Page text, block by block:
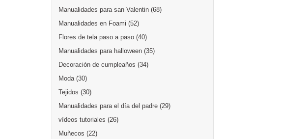
Manualidades para san Valentin (68)
Manualidades en Foami (52)
Flores de tela paso a paso (40)
Manualidades para halloween (35)
Decoración de cumpleaños (34)
Moda (30)
Tejidos (30)
Manualidades para el día del padre (29)
vídeos tutoriales (26)
Muñecos (22)